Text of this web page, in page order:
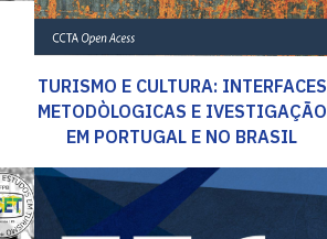
TURISMO E CULTURA: INTERFACES
METODÒLOGICAS E IVESTIGAÇÃO
EM PORTUGAL E NO BRASIL